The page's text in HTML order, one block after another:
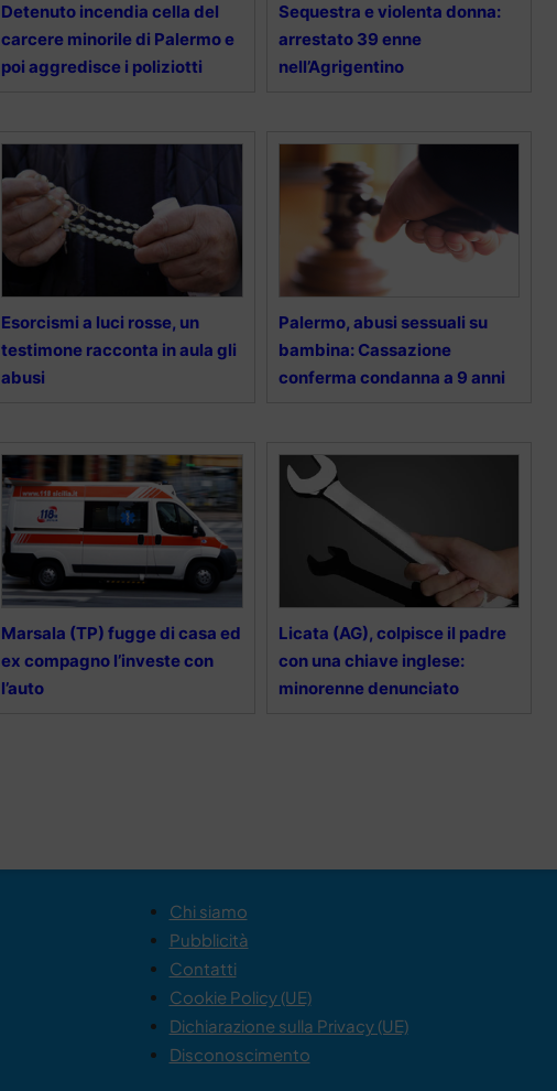
Detenuto incendia cella del
carcere minorile di Palermo e
poi aggredisce i poliziotti
Sequestra e violenta donna:
arrestato 39 enne
nell’Agrigentino
Esorcismi a luci rosse, un
testimone racconta in aula gli
abusi
Palermo, abusi sessuali su
bambina: Cassazione
conferma condanna a 9 anni
Marsala (TP) fugge di casa ed
ex compagno l’investe con
l’auto
Licata (AG), colpisce il padre
con una chiave inglese:
minorenne denunciato
Chi siamo
Pubblicità
Contatti
Cookie Policy (UE)
Dichiarazione sulla Privacy (UE)
Disconoscimento